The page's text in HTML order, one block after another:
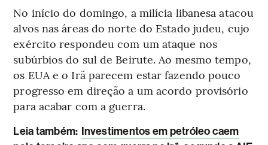
No início do domingo, a milícia libanesa atacou
alvos nas áreas do norte do Estado judeu, cujo
exército respondeu com um ataque nos
subúrbios do sul de Beirute. Ao mesmo tempo,
os EUA e o Irã parecem estar fazendo pouco
progresso em direção a um acordo provisório
para acabar com a guerra.
Leia também: Investimentos em petróleo caem